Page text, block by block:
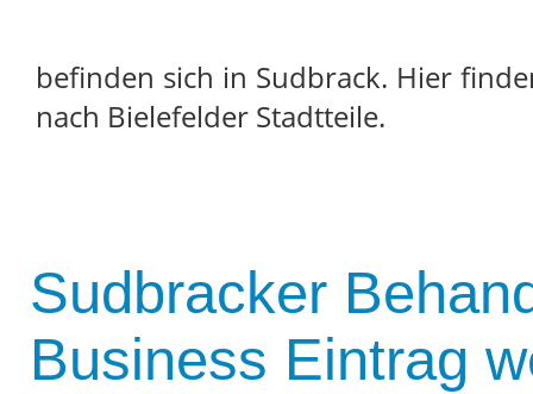
befinden sich in Sudbrack. Hier
nach Bielefelder Stadtteile.
Sudbracker
Business Eintrag